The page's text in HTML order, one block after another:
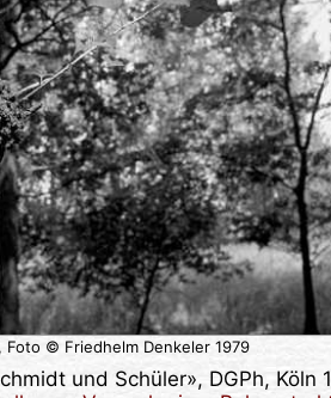
Foto © Friedhelm Denkeler 1979
und Schüler», DGPh, Köln